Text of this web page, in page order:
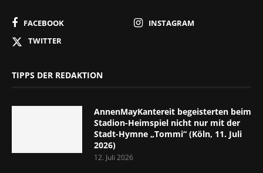
FACEBOOK
INSTAGRAM
TWITTER
TIPPS DER REDAKTION
AnnenMayKantereit begeisterten beim
Stadion-Heimspiel nicht nur mit der
Stadt-Hymne „Tommi“ (Köln, 11. Juli
2026)
12. Juli 2026